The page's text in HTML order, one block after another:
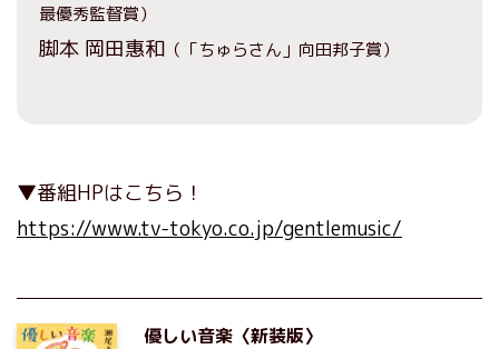
最優秀監督賞）
脚本 岡田惠和 （「ちゅらさん」向田邦子賞）
▼番組HPはこちら！
https://www.tv-tokyo.co.jp/gentlemusic/
優しい音楽〈新装版〉